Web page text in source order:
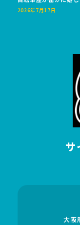
2026年7月17日
サ
大阪